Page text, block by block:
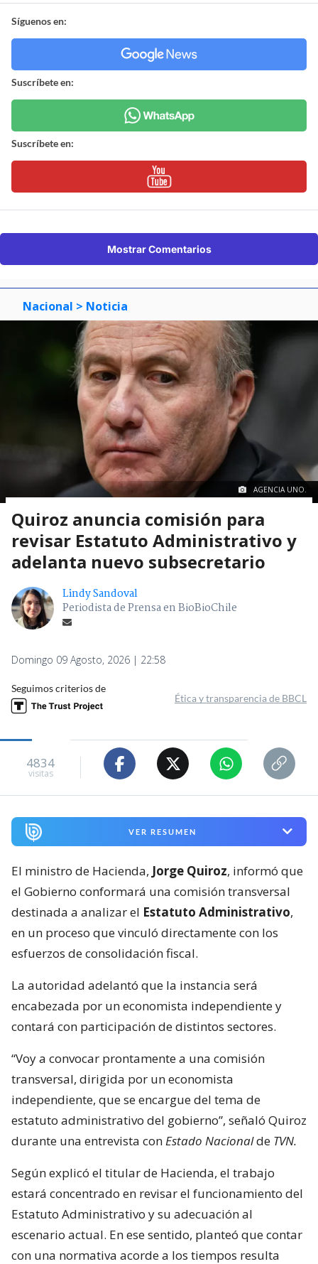
Síguenos en:
Suscríbete en:
Suscríbete en:
Mostrar Comentarios
Nacional > Noticia
AGENCIA UNO.
Quiroz anuncia comisión para
revisar Estatuto Administrativo y
adelanta nuevo subsecretario
Lindy Sandoval
Periodista de Prensa en BioBioChile
Domingo 09 Agosto, 2026 | 22:58
Seguimos criterios de
Ética y transparencia de BBCL
4834
visitas
VER RESUMEN
El ministro de Hacienda, Jorge Quiroz, informó que
el Gobierno conformará una comisión transversal
destinada a analizar el Estatuto Administrativo,
en un proceso que vinculó directamente con los
esfuerzos de consolidación fiscal.
La autoridad adelantó que la instancia será
encabezada por un economista independiente y
contará con participación de distintos sectores.
“Voy a convocar prontamente a una comisión
transversal, dirigida por un economista
independiente, que se encargue del tema de
estatuto administrativo del gobierno”, señaló Quiroz
durante una entrevista conEstado Nacionalde TVN.
Según explicó el titular de Hacienda, el trabajo
estará concentrado en revisar el funcionamiento del
Estatuto Administrativo y su adecuación al
escenario actual. En ese sentido, planteó que contar
con una normativa acorde a los tiempos resulta